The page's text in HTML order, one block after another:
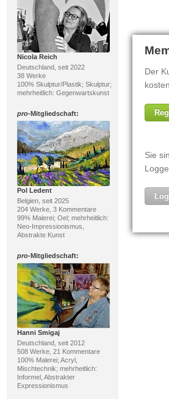
Nicola Reich
Deutschland, seit 2022
38 Werke
100% Skulptur/Plastik; Skulptur;
mehrheitlich: Gegenwartskunst
pro-Mitgliedschaft:
Pol Ledent
Belgien, seit 2025
204 Werke, 3 Kommentare
99% Malerei; Oel; mehrheitlich:
Neo-Impressionismus,
Abstrakte Kunst
pro-Mitgliedschaft:
Hanni Smigaj
Deutschland, seit 2012
508 Werke, 21 Kommentare
100% Malerei; Acryl,
Mischtechnik; mehrheitlich:
Informel, Abstrakter
Expressionismus